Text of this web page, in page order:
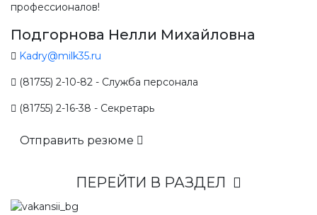
профессионалов!
Подгорнова Нелли Михайловна
Kadry@milk35.ru
(81755) 2-10-82 - Служба персонала
(81755) 2-16-38 - Секретарь
Отправить резюме
ПЕРЕЙТИ В РАЗДЕЛ